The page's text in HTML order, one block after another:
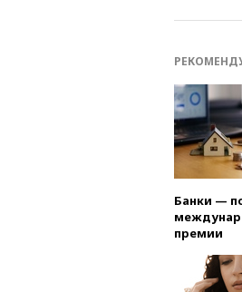
Банки —
премии